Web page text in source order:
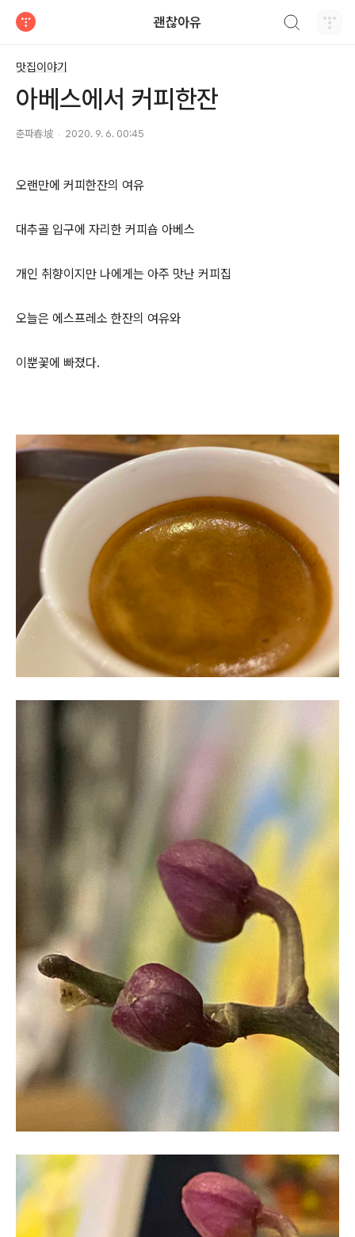
괜찮아유
맛집이야기
아베스에서 커피한잔
춘파春坡 2020. 9. 6. 00:45
오랜만에 커피한잔의 여유
대추골 입구에 자리한 커피숍 아베스
개인 취향이지만 나에게는 아주 맛난 커피집
오늘은 에스프레소 한잔의 여유와
이뿐꽃에 빠졌다.